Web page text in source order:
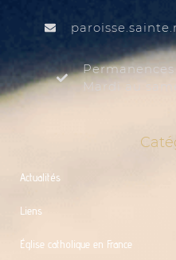
Mardi au
Actualités
Liens
Église catholique en France